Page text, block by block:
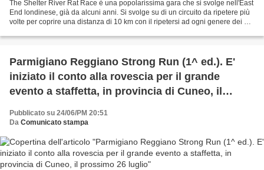
The Shelter River Rat Race è una popolarissima gara che si svolge nell'East
End londinese, già da alcuni anni. Si svolge su di un circuito da ripetere più
volte per coprire una distanza di 10 km con il ripetersi ad ogni genere dei più
Parmigiano Reggiano Strong Run (1^ ed.). E'
iniziato il conto alla rovescia per il grande
evento a staffetta, in provincia di Cuneo, il
Pubblicato su 24/06/PM 20:51
Da Comunicato stampa